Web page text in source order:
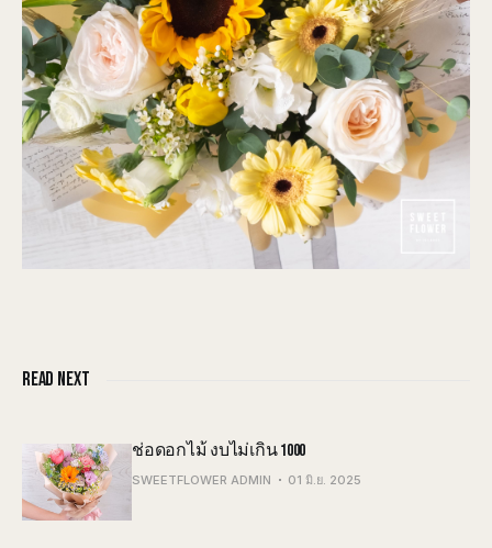
READ NEXT
ช่อดอกไม้ งบไม่เกิน 1000
SWEETFLOWER ADMIN 01 มิ.ย. 2025